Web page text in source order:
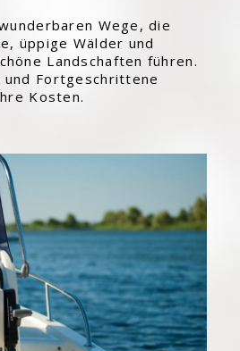
Wege, die
üppige Wälder und
Landschaften führen.
und Fortgeschrittene
Kosten.